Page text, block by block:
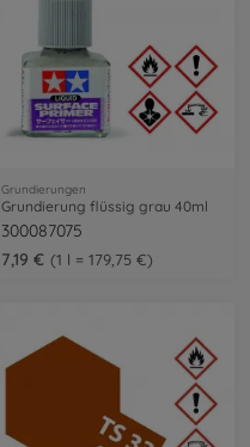
Grundierungen
Grundierung flüssig grau 40ml
300087075
7,19 €
1 l = 179,75 €